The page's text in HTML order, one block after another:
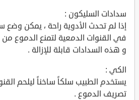
سدادات السليكون :
إذا لم تحدث الأدوية راحة ، يمكن
في القنوات الدمعية لتمنع الدموع من
و هذه السدادات قابلة للإزالة .
الكي :
يستخدم الطبيب سلكاً ساخناً ليلحم
تصريف الدموع .